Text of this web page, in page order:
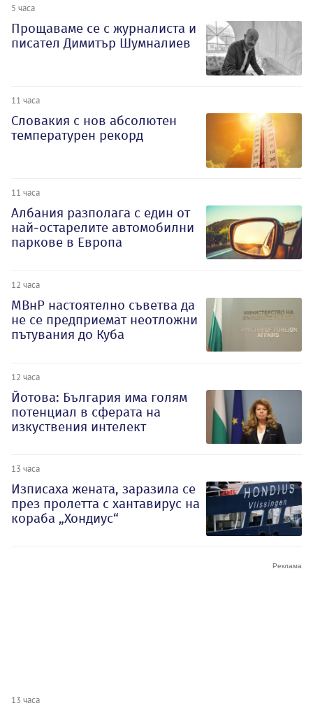
5 часа
Прощаваме се с журналиста и
писател Димитър Шумналиев
11 часа
Словакия с нов абсолютен
температурен рекорд
11 часа
Албания разполага с един от
най-остарелите автомобилни
паркове в Европа
12 часа
МВнР настоятелно съветва да
не се предприемат неотложни
пътувания до Куба
12 часа
Йотова: България има голям
потенциал в сферата на
изкуствения интелект
13 часа
Изписаха жената, заразила се
през пролетта с хантавирус на
кораба „Хондиус“
13 часа